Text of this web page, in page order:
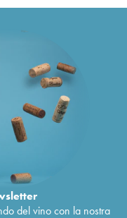
del vino con la nostra